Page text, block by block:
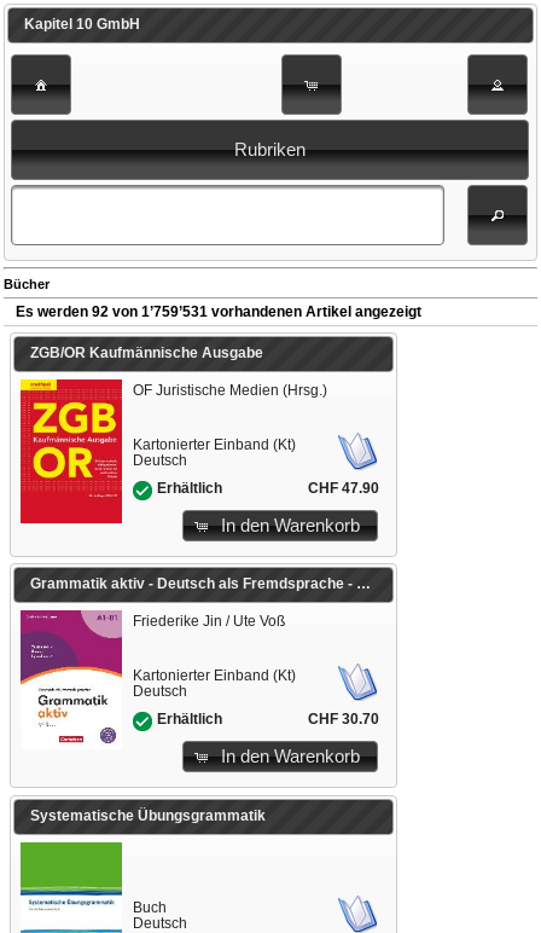
Kapitel 10 GmbH
Rubriken
Bücher
Es werden 92 von 1’759’531 vorhandenen Artikel angezeigt
ZGB/OR Kaufmännische Ausgabe
OF Juristische Medien (Hrsg.)
Kartonierter Einband (Kt)
Deutsch
Erhältlich
CHF 47.90
In den Warenkorb
Grammatik aktiv - Deutsch als Fremdsprache - 2. aktualisierte Ausgabe - A1-B1
Friederike Jin / Ute Voß
Kartonierter Einband (Kt)
Deutsch
Erhältlich
CHF 30.70
In den Warenkorb
Systematische Übungsgrammatik
Buch
Deutsch